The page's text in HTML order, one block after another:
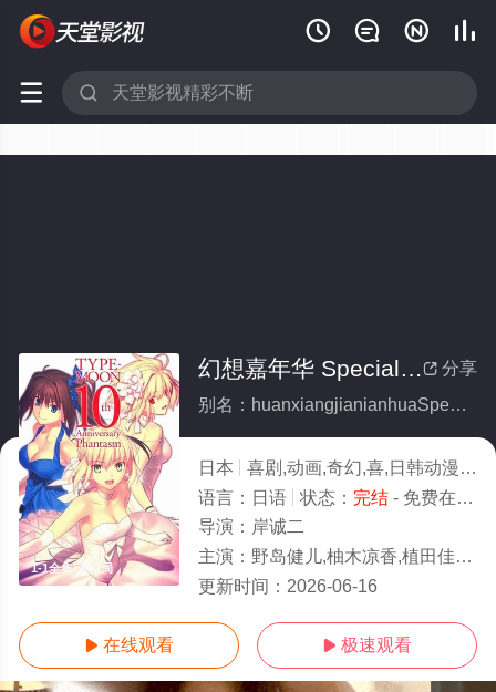
   
 
1-1全集/大结局
 分享
幻想嘉年华 Special Season(全集)
别名：huanxiangjianianhuaSpecialSeason
日本 喜剧,动画,奇幻,喜,日韩动漫
语言： 日语 状态： 完结- 免费在线观看
导演： 岸诚二
主演： 野岛健儿,柚木凉香,植田佳奈,杉山纪彰,川澄绫子,佐久间红美,小清水亚美,仙台惠理,本多阳子
更新时间： 2026-06-16
 在线观看  极速观看